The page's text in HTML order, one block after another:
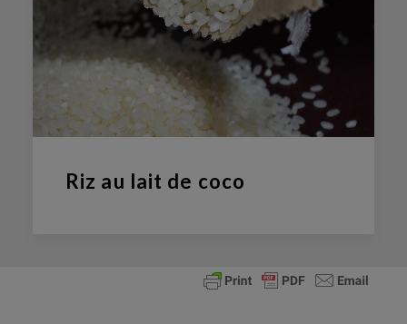
Riz au lait de coco